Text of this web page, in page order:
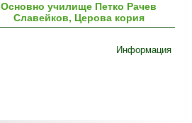
Основно училище Петко Рачев
Славейков, Церова кория
Информация